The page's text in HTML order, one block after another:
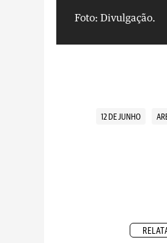
Foto: Divulgação.
12 DE JUNHO